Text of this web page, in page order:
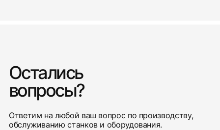
Остались
вопросы?
Ответим на любой ваш вопрос по производству,
обслуживанию станков и оборудования.